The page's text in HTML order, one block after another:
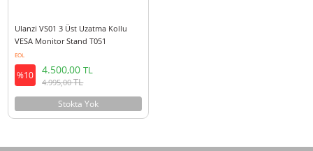
Ulanzi VS01 3 Üst Uzatma Kollu
VESA Monitor Stand T051
%10 4.500,00TL
4.995,00TL
Stokta Yok